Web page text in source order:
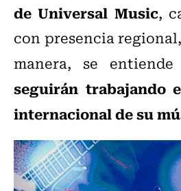
de Universal Music,
con presencia
manera, se
seguirán trabajando
internacional de su